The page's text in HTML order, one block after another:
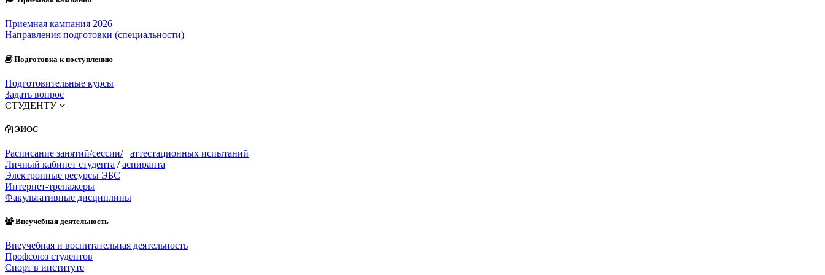
Приемная кампания 2026
Направления подготовки (специальности)
Подготовка к поступлению
Подготовительные курсы
Задать вопрос
СТУДЕНТУ
ЭИОС
Расписание занятий/сессии/
аттестационных испытаний
Личный кабинет студента /аспиранта
Электронные ресурсы ЭБС
Интернет-тренажеры
Факультативные дисциплины
Внеучебная деятельность
Внеучебная и воспитательная деятельность
Профсоюз студентов
Спорт в институте